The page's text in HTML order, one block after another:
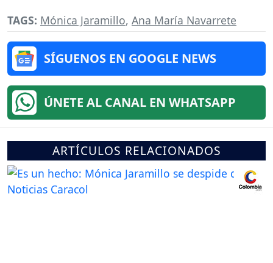
TAGS: Mónica Jaramillo, Ana María Navarrete
SÍGUENOS EN GOOGLE NEWS
ÚNETE AL CANAL EN WHATSAPP
ARTÍCULOS RELACIONADOS